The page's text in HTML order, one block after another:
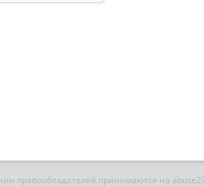
правообладателей принимаются на